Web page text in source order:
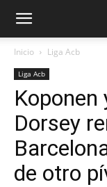
Inicio Liga Acb
Liga Acb
Koponen
Dorsey
de otro